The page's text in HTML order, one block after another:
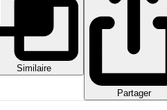
Similaire
Partager